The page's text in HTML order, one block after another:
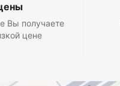
Вы получаете
цене